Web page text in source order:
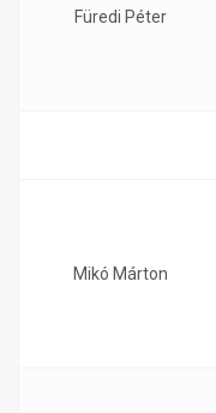
Füredi Péter
Mikó Márton